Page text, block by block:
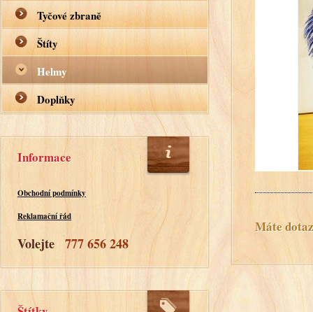
Tyčové zbraně
Štíty
Helmy
Doplňky
Informace
Obchodní podmínky
Reklamační řád
Volejte 777 656 248
Máte